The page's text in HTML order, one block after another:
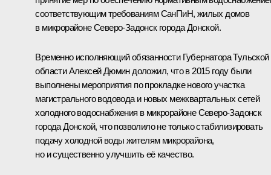
соответствующим требованиям СанПиН, жилых домов
в микрорайоне Северо-Задонск города Донской.
Временно исполняющий обязанности Губернатора Тульской
области Алексей Дюмин доложил, что в 2015 году были
выполнены мероприятия по прокладке нового участка
магистрального водовода и новых межквартальных сетей
холодного водоснабжения в микрорайоне Северо-Задонск
города Донской, что позволило не только стабилизировать
подачу холодной воды жителям микрорайона,
но и существенно улучшить её качество.